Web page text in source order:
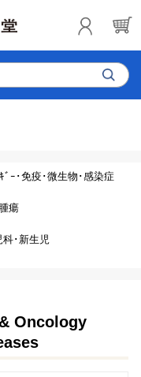
ﾞｰ･免疫･微生物･感染症
瘍
科･新生児
Oncology